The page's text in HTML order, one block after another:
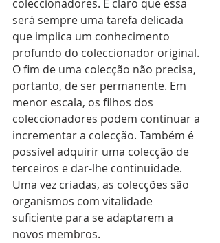
coleccionadores. É claro que essa
será sempre uma tarefa delicada
que implica um conhecimento
profundo do coleccionador original.
O fim de uma colecção não precisa,
portanto, de ser permanente. Em
menor escala, os filhos dos
coleccionadores podem continuar a
incrementar a colecção. Também é
possível adquirir uma colecção de
terceiros e dar-lhe continuidade.
Uma vez criadas, as colecções são
organismos com vitalidade
suficiente para se adaptarem a
novos membros.